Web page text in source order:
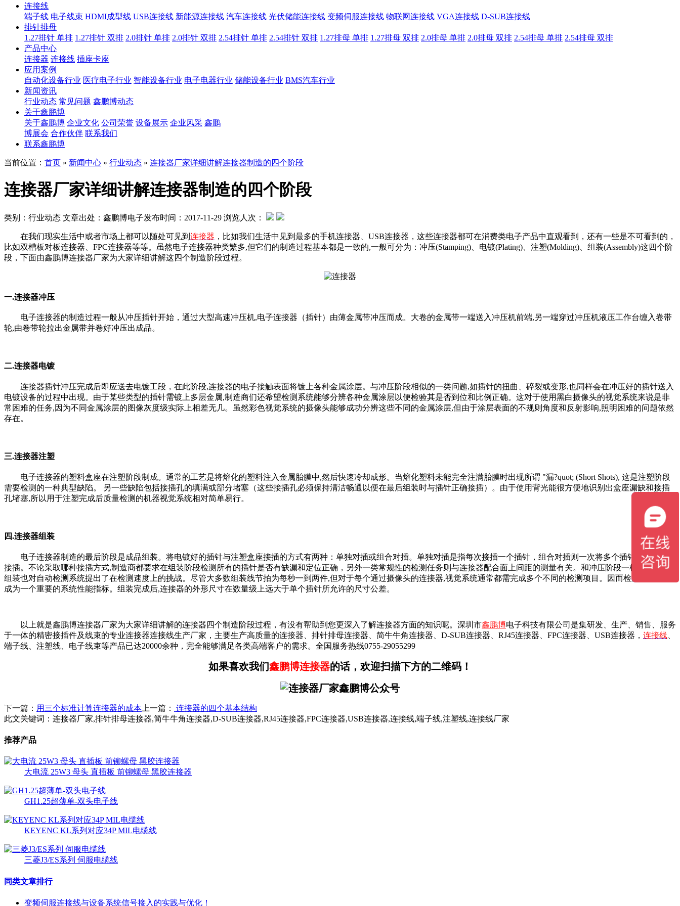
连接线
端子线 电子线束 HDMI成型线 USB连接线 新能源连接线 汽车连接线 光伏储能连接线 变频伺服连接线 物联网连接线 VGA连接线 D-SUB连接线
排针排母
1.27排针 单排 1.27排针 双排 2.0排针 单排 2.0排针 双排 2.54排针 单排 2.54排针 双排 1.27排母 单排 1.27排母 双排 2.0排母 单排 2.0排母 双排 2.54排母 单排 2.54排母 双排
产品中心
连接器 连接线 插座卡座
应用案例
自动化设备行业 医疗电子行业 智能设备行业 电子电器行业 储能设备行业 BMS汽车行业
新闻资讯
行业动态 常见问题 鑫鹏博动态
关于鑫鹏博
关于鑫鹏博 企业文化 公司荣誉 设备展示 企业风采 鑫鹏
博展会 合作伙伴 联系我们
联系鑫鹏博
当前位置： 首页 » 新闻中心 » 行业动态 » 连接器厂家详细讲解连接器制造的四个阶段
连接器厂家详细讲解连接器制造的四个阶段
类别：行业动态 文章出处：鑫鹏博电子发布时间：2017-11-29 浏览人次：
在我们现实生活中或者市场上都可以随处可见到 连接器 ，比如我们生活中见到最多的手机连接器、USB连接器，这些连接器都可在消费类电子产品中直观看到，还有一些是不可看到的，
比如双槽板对板连接器、FPC连接器等等。虽然电子连接器种类繁多,但它们的制造过程基本都是一致的,一般可分为：冲压(Stamping)、电镀(Plating)、注塑(Molding)、组装(Assembly)这四个阶
段，下面由鑫鹏博连接器厂家为大家详细讲解这四个制造阶段过程。
一.连接器冲压
电子连接器的制造过程一般从冲压插针开始，通过大型高速冲压机,电子连接器（插针）由薄金属带冲压而成。大卷的金属带一端送入冲压机前端,另一端穿过冲压机液压工作台缠入卷带
轮,由卷带轮拉出金属带并卷好冲压出成品。
二.连接器电镀
连接器插针冲压完成后即应送去电镀工段，在此阶段,连接器的电子接触表面将镀上各种金属涂层。与冲压阶段相似的一类问题,如插针的扭曲、碎裂或变形,也同样会在冲压好的插针送入
电镀设备的过程中出现。由于某些类型的插针需镀上多层金属,制造商们还希望检测系统能够分辨各种金属涂层以便检验其是否到位和比例正确。这对于使用黑白摄像头的视觉系统来说是非
常困难的任务,因为不同金属涂层的图像灰度级实际上相差无几。虽然彩色视觉系统的摄像头能够成功分辨这些不同的金属涂层,但由于涂层表面的不规则角度和反射影响,照明困难的问题依然
存在。
三.连接器注塑
电子连接器的塑料盒座在注塑阶段制成。通常的工艺是将熔化的塑料注入金属胎膜中,然后快速冷却成形。当熔化塑料未能完全注满胎膜时出现所谓 "漏?quot; (Short Shots), 这是注塑阶段
需要检测的一种典型缺陷。 另一些缺陷包括接插孔的填满或部分堵塞（这些接插孔必须保持清洁畅通以便在最后组装时与插针正确接插）。由于使用背光能很方便地识别出盒座漏缺和接插
孔堵塞,所以用于注塑完成后质量检测的机器视觉系统相对简单易行。
四.连接器组装
电子连接器制造的最后阶段是成品组装。将电镀好的插针与注塑盒座接插的方式有两种：单独对插或组合对插。单独对插是指每次接插一个插针，组合对插则一次将多个插针同时与盒座
接插。不论采取哪种接插方式,制造商都要求在组装阶段检测所有的插针是否有缺漏和定位正确，另外一类常规性的检测任务则与连接器配合面上间距的测量有关。和冲压阶段一样,连接器的
组装也对自动检测系统提出了在检测速度上的挑战。尽管大多数组装线节拍为每秒一到两件,但对于每个通过摄像头的连接器,视觉系统通常都需完成多个不同的检测项目。因而检测速度再次
成为一个重要的系统性能指标。组装完成后,连接器的外形尺寸在数量级上远大于单个插针所允许的尺寸公差。
以上就是鑫鹏博连接器厂家为大家详细讲解的连接器四个制造阶段过程，有没有帮助到您更深入了解连接器方面的知识呢。深圳市鑫鹏博电子科技有限公司是集研发、生产、销售、服务
于一体的精密接插件及线束的专业连接器连接线生产厂家，主要生产高质量的连接器、排针排母连接器、简牛牛角连接器、D-SUB连接器、RJ45连接器、FPC连接器、USB连接器， 连接线
端子线、注塑线、电子线束等产品已达20000余种，完全能够满足各类高端客户的需求。全国服务热线0755-29055299
如果喜欢我们鑫鹏博连接器的话，欢迎扫描下方的二维码！
下一篇： 用三个标准计算连接器的成本 上一篇：
连接器的四个基本结构
此文关键词： 连接器厂家,排针排母连接器,简牛牛角连接器,D-SUB连接器,RJ45连接器,FPC连接器,USB连接器,连接线,端子线,注塑线,连接线厂家
推荐产品
大电流 25W3 母头 直插板 前铆螺母 黑胶连接器
GH1.25超薄单-双头电子线
KEYENC KL系列对应34P MIL电缆线
三菱J3/ES系列 伺服电缆线
同类文章排行
变频伺服连接线与设备系统信号接入的实践与优化！